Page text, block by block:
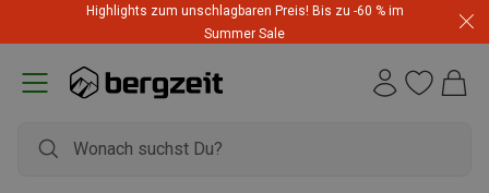
Highlights zum unschlagbaren Preis! Bis zu -60 % im
Summer Sale